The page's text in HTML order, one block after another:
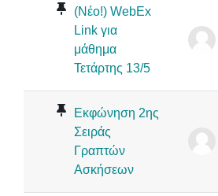
(Νέο!) WebEx
Link για
μάθημα
Τετάρτης 13/5
Εκφώνηση 2ης
Σειράς
Γραπτών
Ασκήσεων